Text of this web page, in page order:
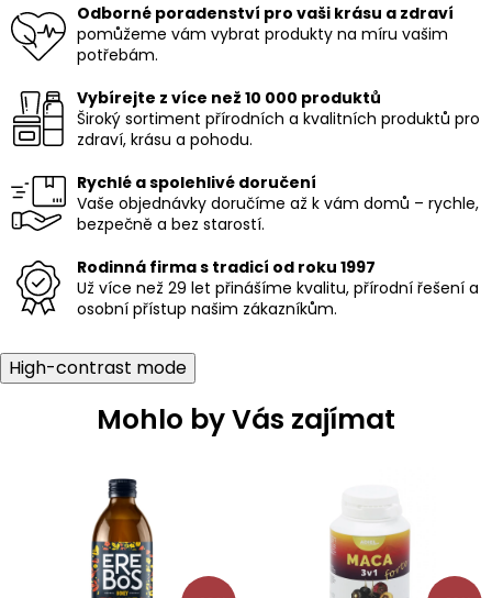
Odborné poradenství pro vaši krásu a zdraví
pomůžeme vám vybrat produkty na míru vašim
potřebám.
Vybírejte z více než 10 000 produktů
Široký sortiment přírodních a kvalitních produktů pro
zdraví, krásu a pohodu.
Rychlé a spolehlivé doručení
Vaše objednávky doručíme až k vám domů – rychle,
bezpečně a bez starostí.
Rodinná firma s tradicí od roku 1997
Už více než 29 let přinášíme kvalitu, přírodní řešení a
osobní přístup našim zákazníkům.
High-contrast mode
Mohlo by Vás zajímat